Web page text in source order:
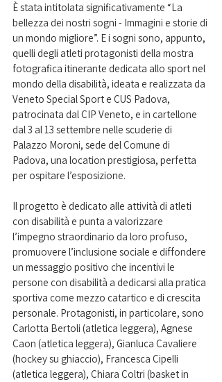
È stata intitolata significativamente “La
bellezza dei nostri sogni - Immagini e storie di
un mondo migliore”. E i sogni sono, appunto,
quelli degli atleti protagonisti della mostra
fotografica itinerante dedicata allo sport nel
mondo della disabilità, ideata e realizzata da
Veneto Special Sport e CUS Padova,
patrocinata dal CIP Veneto, e in cartellone
dal 3 al 13 settembre nelle scuderie di
Palazzo Moroni, sede del Comune di
Padova, una location prestigiosa, perfetta
per ospitare l’esposizione.
Il progetto è dedicato alle attività di atleti
con disabilità e punta a valorizzare
l’impegno straordinario da loro profuso,
promuovere l’inclusione sociale e diffondere
un messaggio positivo che incentivi le
persone con disabilità a dedicarsi alla pratica
sportiva come mezzo catartico e di crescita
personale. Protagonisti, in particolare, sono
Carlotta Bertoli (atletica leggera), Agnese
Caon (atletica leggera), Gianluca Cavaliere
(hockey su ghiaccio), Francesca Cipelli
(atletica leggera), Chiara Coltri (basket in